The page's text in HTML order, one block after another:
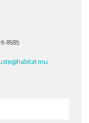
8585